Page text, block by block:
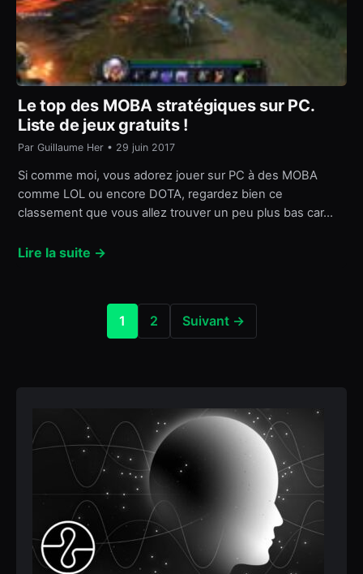
Le top des MOBA stratégiques sur PC.
Liste de jeux gratuits !
Par Guillaume Her • 29 juin 2017
Si comme moi, vous adorez jouer sur PC à des MOBA
comme LOL ou encore DOTA, regardez bien ce
classement que vous allez trouver un peu plus bas car…
Lire la suite →
1 2 Suivant →